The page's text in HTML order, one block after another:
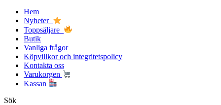
Hem
Nyheter
Toppsäljare
Butik
Vanliga frågor
Köpvillkor och integritetspolicy
Kontakta oss
Varukorgen
Kassan
Sök